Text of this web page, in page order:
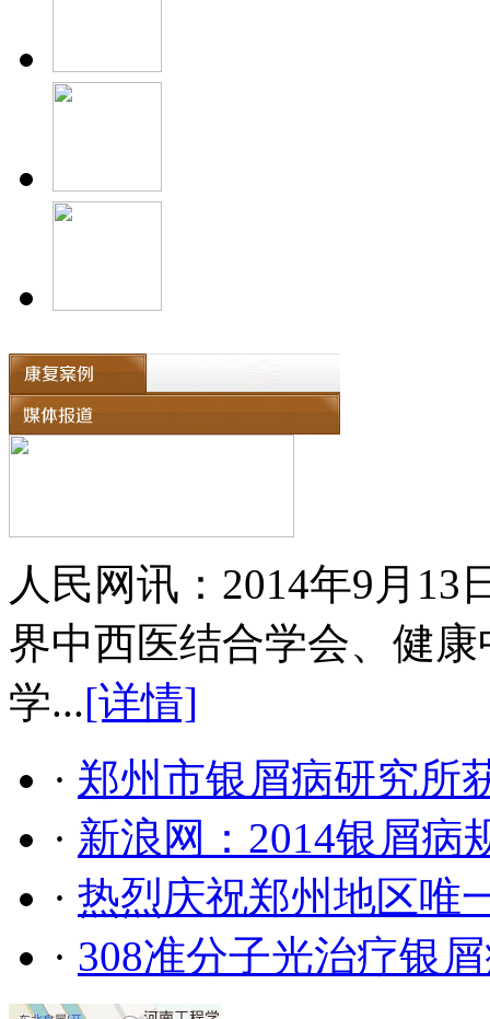
人民网讯：2014年9月
界中西医结合学会、健
学...[详情]
· 郑州市银屑病研究所
· 新浪网：2014银屑病
· 热烈庆祝郑州地区唯
· 308准分子光治疗银